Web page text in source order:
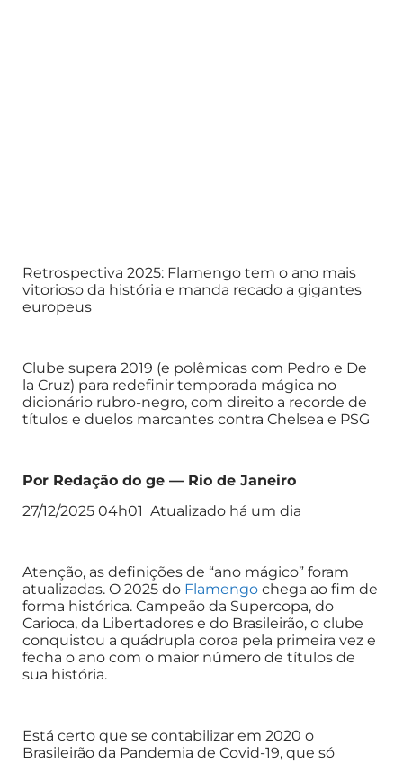
Retrospectiva 2025: Flamengo tem o ano mais
vitorioso da história e manda recado a gigantes
europeus
Clube supera 2019 (e polêmicas com Pedro e De
la Cruz) para redefinir temporada mágica no
dicionário rubro-negro, com direito a recorde de
títulos e duelos marcantes contra Chelsea e PSG
Por Redação do ge — Rio de Janeiro
27/12/2025 04h01 Atualizado há um dia
Atenção, as definições de “ano mágico” foram
atualizadas. O 2025 do Flamengo chega ao fim de
forma histórica. Campeão da Supercopa, do
Carioca, da Libertadores e do Brasileirão, o clube
conquistou a quádrupla coroa pela primeira vez e
fecha o ano com o maior número de títulos de
sua história.
Está certo que se contabilizar em 2020 o
Brasileirão da Pandemia de Covid-19, que só